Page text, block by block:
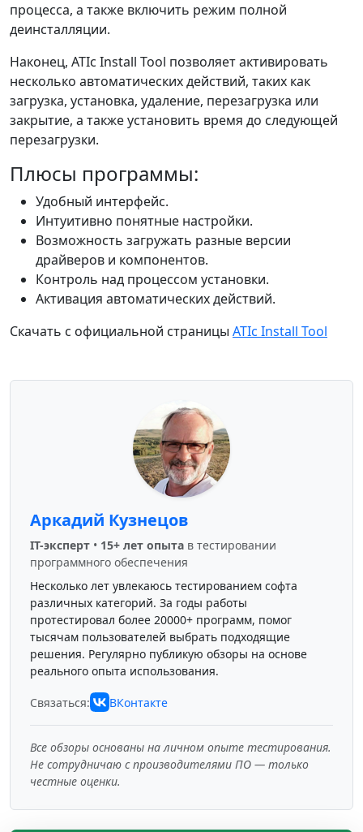
процесса, а также включить режим полной
деинсталляции.
Наконец, ATIc Install Tool позволяет активировать
несколько автоматических действий, таких как
загрузка, установка, удаление, перезагрузка или
закрытие, а также установить время до следующей
перезагрузки.
Плюсы программы:
Удобный интерфейс.
Интуитивно понятные настройки.
Возможность загружать разные версии
драйверов и компонентов.
Контроль над процессом установки.
Активация автоматических действий.
Скачать с официальной страницы ATIc Install Tool
Аркадий Кузнецов
IT-эксперт • 15+ лет опыта в тестировании
программного обеспечения
Несколько лет увлекаюсь тестированием софта
различных категорий. За годы работы
протестировал более 20000+ программ, помог
тысячам пользователей выбрать подходящие
решения. Регулярно публикую обзоры на основе
реального опыта использования.
Связаться: ВКонтакте
Все обзоры основаны на личном опыте тестирования.
Не сотрудничаю с производителями ПО — только
честные оценки.